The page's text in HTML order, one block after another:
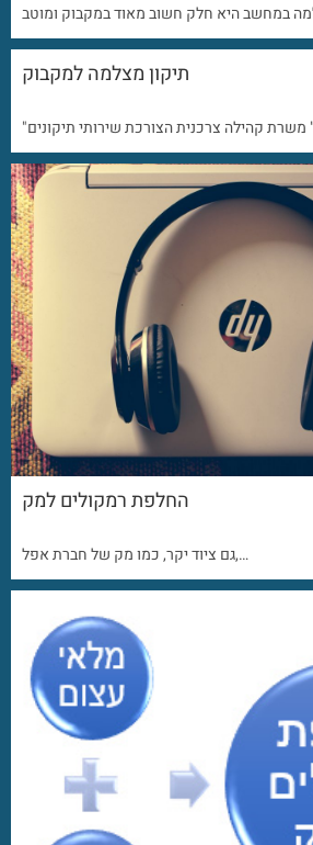
תיקון מצלמה למקבוק
החלפת רמקולים למק
גם ציוד יקר, כמו מק של חברת אפל,…